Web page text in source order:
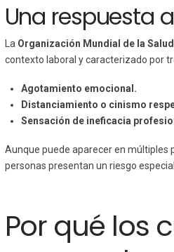
Una respuesta
La Organización Mundial de la
contexto laboral y caracterizado por
Agotamiento emocional.
Distanciamiento o cinismo
Sensación de ineficacia
Aunque puede aparecer en múltiples
personas presentan un riesgo
Por qué los